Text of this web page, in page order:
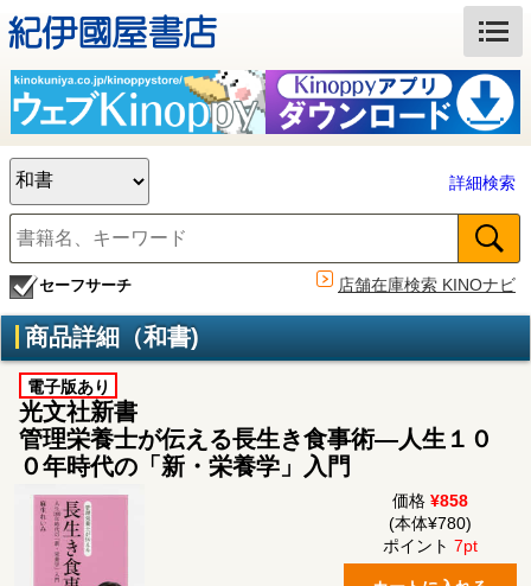
詳細検索
セーフサーチ 店舗在庫検索 KINOナビ
商品詳細（和書)
電子版あり
光文社新書
管理栄養士が伝える長生き食事術―人生１０
０年時代の「新・栄養学」入門
価格 ¥858
(本体¥780)
ポイント 7pt